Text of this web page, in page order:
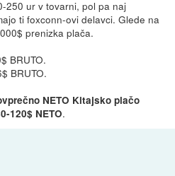
250 ur v tovarni, pol pa naj
ti foxconn-ovi delavci. Glede na
prenizka plača.
BRUTO.
BRUTO.
NETO Kitajsko plačo
120$ NETO.